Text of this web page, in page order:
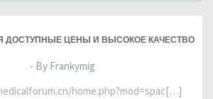
ДОСТУПНЫЕ ЦЕНЫ И ВЫСОКОЕ КАЧЕСТВО
- By Frankymig
home.php?mod=spac[…]